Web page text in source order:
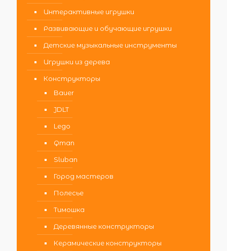
Интерактивные игрушки
Развивающие и обучающие игрушки
Детские музыкальные инструменты
Игрушки из дерева
Конструкторы
Bauer
JDLT
Lego
Qman
Sluban
Город мастеров
Полесье
Тимошка
Деревянные конструкторы
Керамические конструкторы